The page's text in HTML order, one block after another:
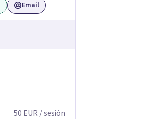
Email
50 EUR / sesión